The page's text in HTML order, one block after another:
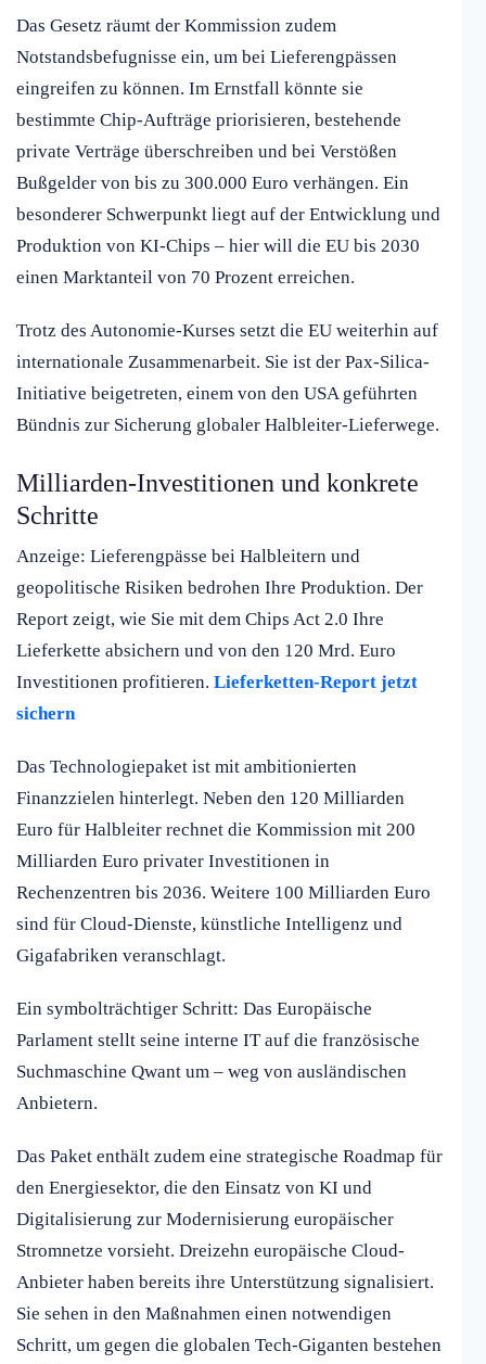
Das Gesetz räumt der Kommission zudem
Notstandsbefugnisse ein, um bei Lieferengpässen
eingreifen zu können. Im Ernstfall könnte sie
bestimmte Chip-Aufträge priorisieren, bestehende
private Verträge überschreiben und bei Verstößen
Bußgelder von bis zu 300.000 Euro verhängen. Ein
besonderer Schwerpunkt liegt auf der Entwicklung und
Produktion von KI-Chips – hier will die EU bis 2030
einen Marktanteil von 70 Prozent erreichen.
Trotz des Autonomie-Kurses setzt die EU weiterhin auf
internationale Zusammenarbeit. Sie ist der Pax-Silica-
Initiative beigetreten, einem von den USA geführten
Bündnis zur Sicherung globaler Halbleiter-Lieferwege.
Milliarden-Investitionen und konkrete
Schritte
Anzeige: Lieferengpässe bei Halbleitern und
geopolitische Risiken bedrohen Ihre Produktion. Der
Report zeigt, wie Sie mit dem Chips Act 2.0 Ihre
Lieferkette absichern und von den 120 Mrd. Euro
Investitionen profitieren. Lieferketten-Report jetzt
sichern
Das Technologiepaket ist mit ambitionierten
Finanzzielen hinterlegt. Neben den 120 Milliarden
Euro für Halbleiter rechnet die Kommission mit 200
Milliarden Euro privater Investitionen in
Rechenzentren bis 2036. Weitere 100 Milliarden Euro
sind für Cloud-Dienste, künstliche Intelligenz und
Gigafabriken veranschlagt.
Ein symbolträchtiger Schritt: Das Europäische
Parlament stellt seine interne IT auf die französische
Suchmaschine Qwant um – weg von ausländischen
Anbietern.
Das Paket enthält zudem eine strategische Roadmap für
den Energiesektor, die den Einsatz von KI und
Digitalisierung zur Modernisierung europäischer
Stromnetze vorsieht. Dreizehn europäische Cloud-
Anbieter haben bereits ihre Unterstützung signalisiert.
Sie sehen in den Maßnahmen einen notwendigen
Schritt, um gegen die globalen Tech-Giganten bestehen